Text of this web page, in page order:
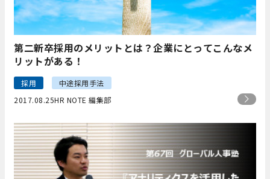
第二新卒採用のメリットとは？企業にとってこんなメ
リットがある！
採用
中途採用手法
2017.08.25HR NOTE 編集部